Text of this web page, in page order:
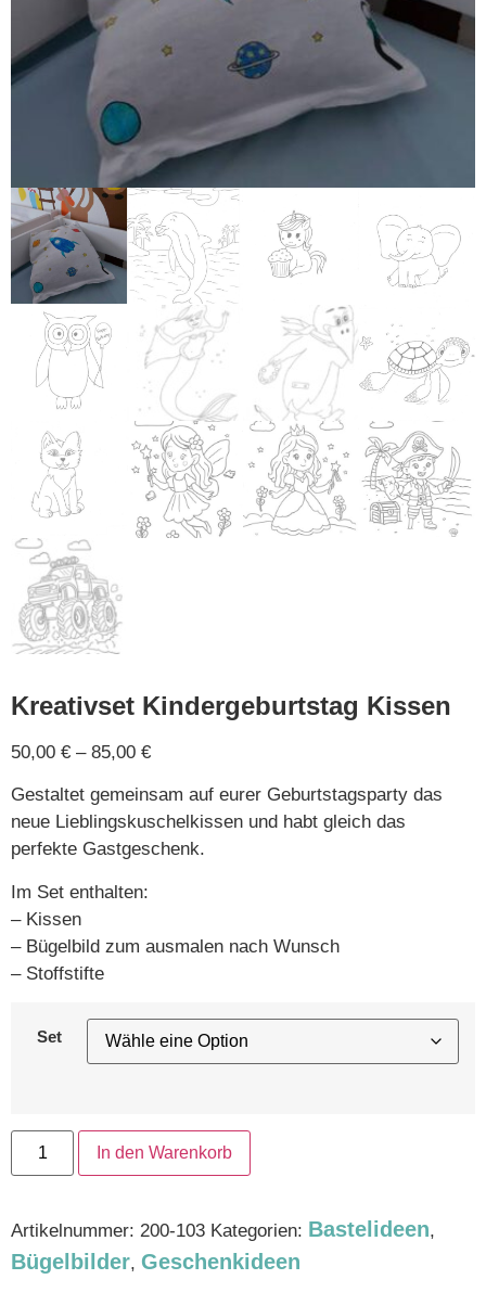
Kreativset Kindergeburtstag Kissen
50,00 € – 85,00 €
Gestaltet gemeinsam auf eurer Geburtstagsparty das
neue Lieblingskuschelkissen und habt gleich das
perfekte Gastgeschenk.
Im Set enthalten:
– Kissen
– Bügelbild zum ausmalen nach Wunsch
– Stoffstifte
Set
In den Warenkorb
Artikelnummer: 200-103 Kategorien: Bastelideen,
Bügelbilder, Geschenkideen